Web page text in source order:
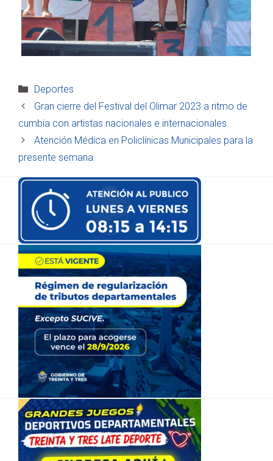
Categorías
Deportes
Gran cierre del Festival del Olimar 2023 a ritmo de
cumbia con artistas nacionales e internacionales.
Atención Médica en Policlínicas Municipales para la
presente semana.